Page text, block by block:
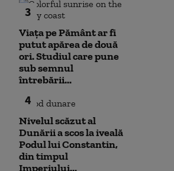
cu miză:
marini români au
3
Viața pe Pământ ar fi
putut apărea de două
ori. Studiul care pune
sub semnul
întrebării...
4
Nivelul scăzut al
Dunării a scos la iveală
Podul lui Constantin,
din timpul
Imperiului...